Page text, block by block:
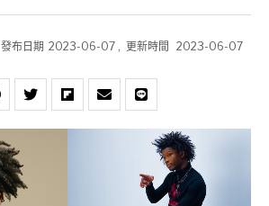
發布日期 2023-06-07 , 更新時間 2023-06-07